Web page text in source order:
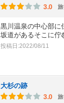
3.0
黒川温泉の中心部に
坂道があるそこに佇
投稿日:2022/08/11
大杉の跡
3.0